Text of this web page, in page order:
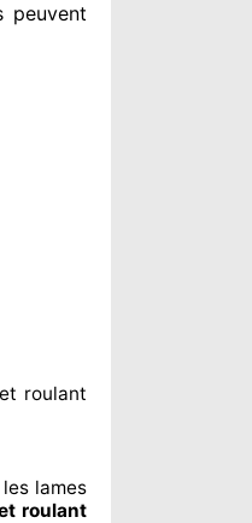
peuvent
roulant
les lames
roulant